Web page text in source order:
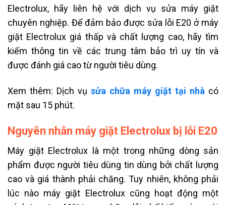
Electrolux, hãy liên hệ với dịch vụ sửa máy giặt
chuyên nghiệp. Để đảm bảo được sửa lỗi E20 ở máy
giặt Electrolux giá thấp và chất lượng cao, hãy tìm
kiếm thông tin về các trung tâm bảo trì uy tín và
được đánh giá cao từ người tiêu dùng.
Xem thêm: Dịch vụ sửa chữa máy giặt tại nhà có
mặt sau 15 phút.
Nguyên nhân máy giặt Electrolux bị lỗi E20
Máy giặt Electrolux là một trong những dòng sản
phẩm được người tiêu dùng tin dùng bởi chất lượng
cao và giá thành phải chăng. Tuy nhiên, không phải
lúc nào máy giặt Electrolux cũng hoạt động một